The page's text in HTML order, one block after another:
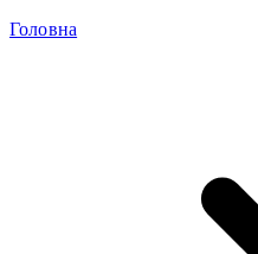
Головна